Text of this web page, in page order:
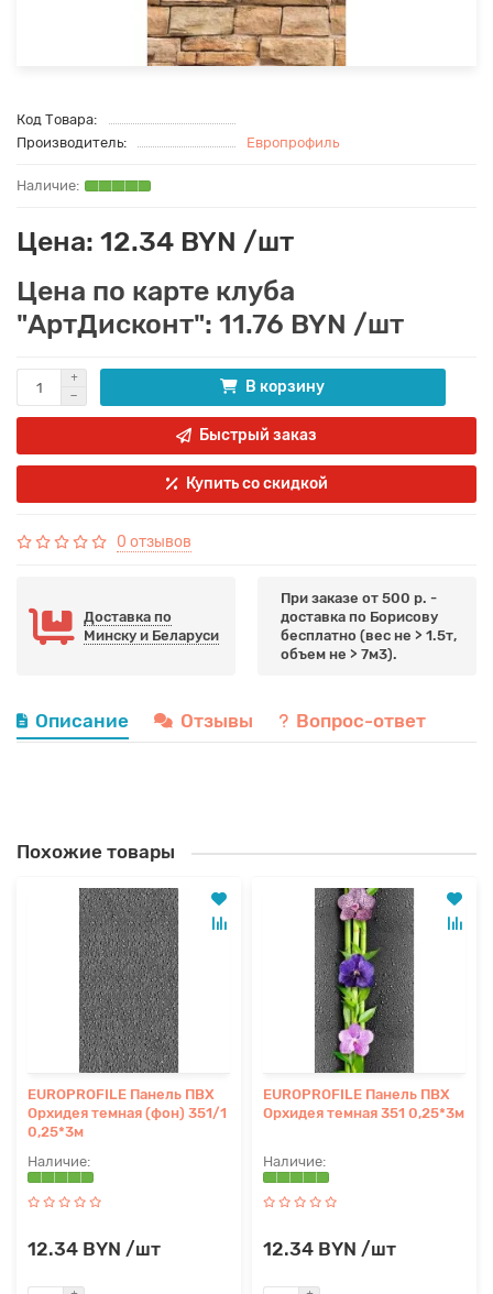
Код Товара:
Производитель:
Европрофиль
Цена: 12.34 BYN /шт
Цена по карте клуба
"АртДисконт": 11.76 BYN /шт
В корзину
Быстрый заказ
Купить со скидкой
0 отзывов
Доставка по
Минску и Беларуси
При заказе от 500 р. -
доставка по Борисову
бесплатно (вес не > 1.5т,
объем не > 7м3).
Описание Отзывы Вопрос-ответ
Похожие товары
EUROPROFILE Панель ПВХ
Орхидея темная (фон) 351/1
0,25*3м
12.34 BYN /шт
EUROPROFILE Панель ПВХ
Орхидея темная 351 0,25*3м
12.34 BYN /шт